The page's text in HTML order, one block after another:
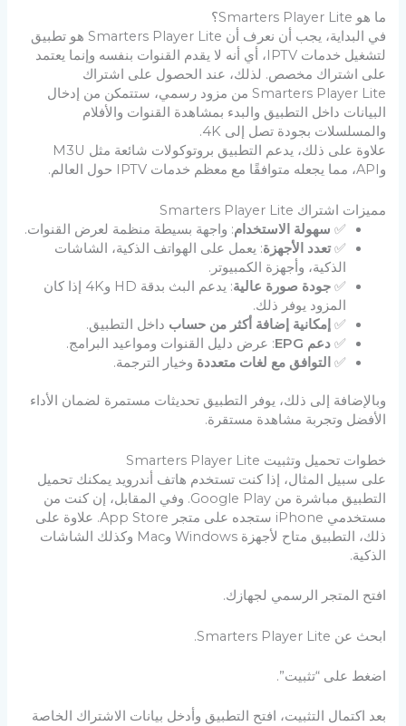
ما هو Smarters Player Lite؟
في البداية، يجب أن نعرف أن Smarters Player Lite هو تطبيق
لتشغيل خدمات IPTV، أي أنه لا يقدم القنوات بنفسه وإنما يعتمد
على اشتراك مخصص. لذلك، عند الحصول على اشتراك
Smarters Player Lite من مزود رسمي، ستتمكن من إدخال
البيانات داخل التطبيق والبدء بمشاهدة القنوات والأفلام
والمسلسلات بجودة تصل إلى 4K.
علاوة على ذلك، يدعم التطبيق بروتوكولات شائعة مثل M3U
وAPI، مما يجعله متوافقًا مع معظم خدمات IPTV حول العالم.
مميزات اشتراك Smarters Player Lite
✅ سهولة الاستخدام: واجهة بسيطة منظمة لعرض القنوات.
✅تعدد الأجهزة: يعمل على الهواتف الذكية، الشاشات
الذكية، وأجهزة الكمبيوتر.
✅جودة صورة عالية
: يدعم البث بدقة HD و4K إذا كان
المزود يوفر ذلك.
✅ إمكانية إضافة أكثر من حساب داخل التطبيق.
✅دعم EPG
: عرض دليل القنوات ومواعيد البرامج.
✅ التوافق مع لغات متعددة وخيار الترجمة.
وبالإضافة إلى ذلك، يوفر التطبيق تحديثات مستمرة لضمان الأداء
الأفضل وتجربة مشاهدة مستقرة.
خطوات تحميل وتثبيت Smarters Player Lite
على سبيل المثال، إذا كنت تستخدم هاتف أندرويد يمكنك تحميل
التطبيق مباشرة من Google Play. وفي المقابل، إن كنت من
مستخدمي iPhone ستجده على متجر App Store. علاوة على
ذلك، التطبيق متاح لأجهزة Windows وMac وكذلك الشاشات
الذكية.
افتح المتجر الرسمي لجهازك.
ابحث عن Smarters Player Lite.
اضغط على “تثبيت”.
بعد اكتمال التثبيت، افتح التطبيق وأدخل بيانات الاشتراك الخاصة